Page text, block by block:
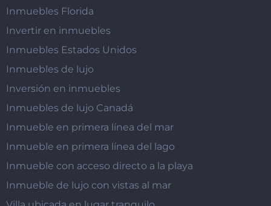
Inmuebles Florida
Invertir en inmuebles
Inmuebles Estados Unidos
Inmuebles de lujo
Inversión en inmuebles
Inmuebles de lujo Canadá
Inmueble en primera línea del mar
Inmueble en primera línea del lago
Inmueble con acceso directo a la playa
Inmueble de lujo con vistas al mar